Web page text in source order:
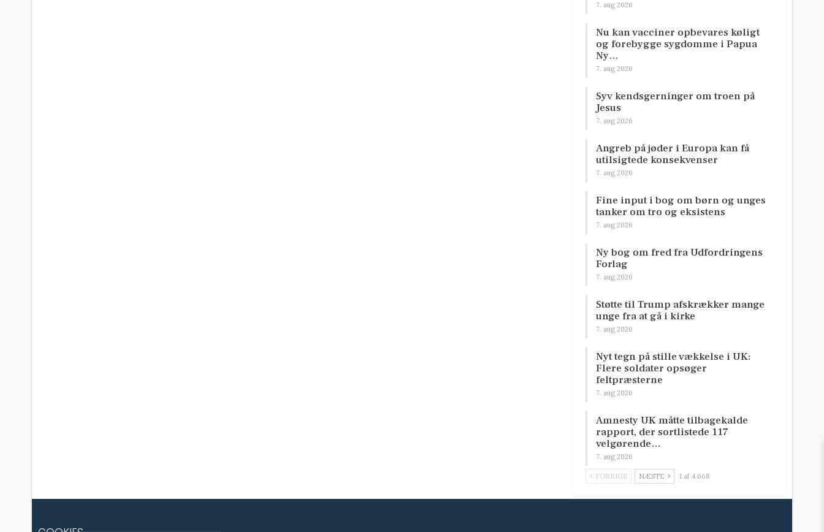
7. aug 2026
Nu kan vacciner opbevares køligt
og forebygge sygdomme i Papua
Ny…
7. aug 2026
Syv kendsgerninger om troen på
Jesus
7. aug 2026
Angreb på jøder i Europa kan få
utilsigtede konsekvenser
7. aug 2026
Fine input i bog om børn og unges
tanker om tro og eksistens
7. aug 2026
Ny bog om fred fra Udfordringens
Forlag
7. aug 2026
Støtte til Trump afskrækker mange
unge fra at gå i kirke
7. aug 2026
Nyt tegn på stille vækkelse i UK:
Flere soldater opsøger
feltpræsterne
7. aug 2026
Amnesty UK måtte tilbagekalde
rapport, der sortlistede 117
velgørende…
7. aug 2026
FORRIGE NÆSTE 1 af 4.668